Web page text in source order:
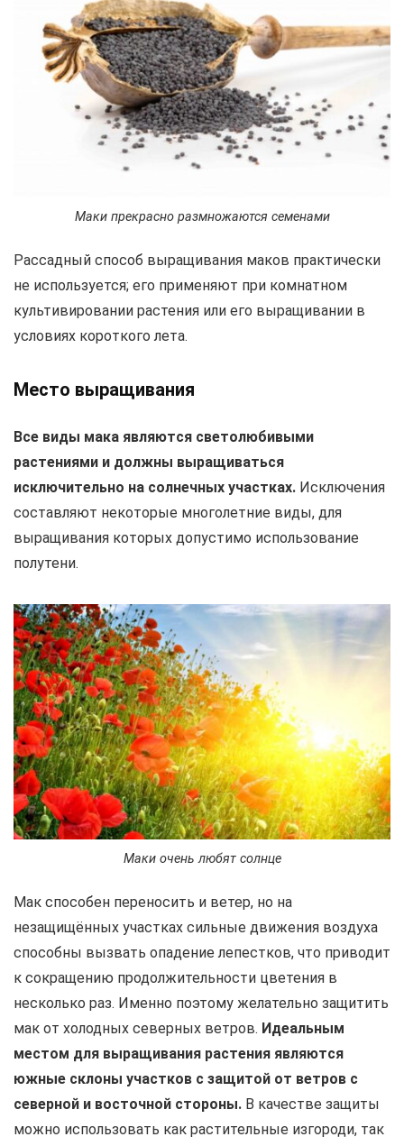
Маки прекрасно размножаются семенами
Рассадный способ выращивания маков практически
не используется; его применяют при комнатном
культивировании растения или его выращивании в
условиях короткого лета.
Место выращивания
Все виды мака являются светолюбивыми
растениями и должны выращиваться
исключительно на солнечных участках. Исключения
составляют некоторые многолетние виды, для
выращивания которых допустимо использование
полутени.
Маки очень любят солнце
Мак способен переносить и ветер, но на
незащищённых участках сильные движения воздуха
способны вызвать опадение лепестков, что приводит
к сокращению продолжительности цветения в
несколько раз. Именно поэтому желательно защитить
мак от холодных северных ветров. Идеальным
местом для выращивания растения являются
южные склоны участков с защитой от ветров с
северной и восточной стороны. В качестве защиты
можно использовать как растительные изгороди, так